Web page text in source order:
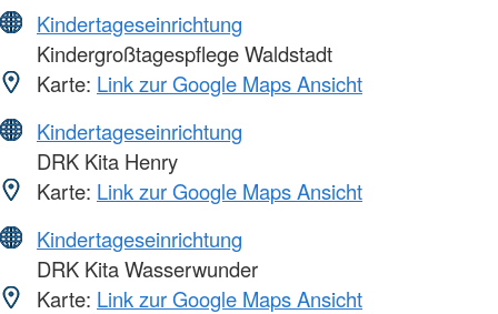
Kindertageseinrichtung
Kindergroßtagespflege Waldstadt
Karte: Link zur Google Maps Ansicht
Kindertageseinrichtung
DRK Kita Henry
Karte: Link zur Google Maps Ansicht
Kindertageseinrichtung
DRK Kita Wasserwunder
Karte: Link zur Google Maps Ansicht